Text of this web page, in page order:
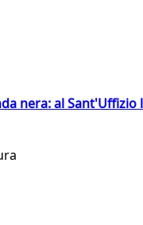
nera: al Sant'Uffizio